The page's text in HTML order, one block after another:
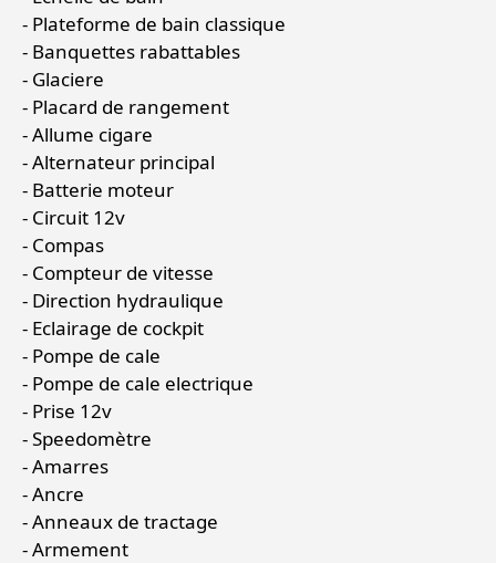
Plateforme de bain classique
Banquettes rabattables
Glaciere
Placard de rangement
Allume cigare
Alternateur principal
Batterie moteur
Circuit 12v
Compas
Compteur de vitesse
Direction hydraulique
Eclairage de cockpit
Pompe de cale
Pompe de cale electrique
Prise 12v
Speedomètre
Amarres
Ancre
Anneaux de tractage
Armement